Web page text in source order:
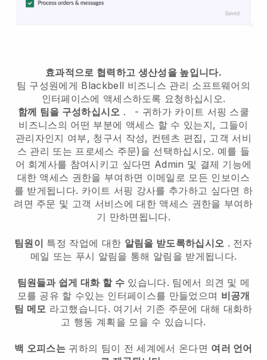
효과적으로 협력하고 생산성을 높입니다.
팀 구성원에게 Blackbell 비즈니스 관리 소프트웨어의
인터페이스에 액세스하도록 요청하십시오.
함께 팀을 구성하십시오 . - 귀하가 카이트 서핑 스쿨
비즈니스의 어떤 부분에 액세스 할 수 있는지, 그들이
관리자인지 여부, 청구서 작성, 컨텐츠 편집, 고객 서비
스 관리 또는 프로세스 주문)을 선택하십시오. 예를 들
어 회계사를 참여시키고 싶다면 Admin 및 결제 기능에
대한 액세스 권한을 부여하면 이메일로 모든 인보이스
를 받게됩니다. 카이트 서핑 강사를 추가하고 싶다면 하
려면 주문 및 고객 서비스에 대한 액세스 권한을 부여하
기 만하면됩니다.
팀원이 특정 작업에 대한 알림을 받도록하십시오 . 전자
메일 또는 푸시 알림을 통해 알림을 받게됩니다.
팀원들과 쉽게 대화 할 수 있습니다. 팀에서 의견 및 메
모를 공유 할 수있는 인터페이스를 만들었으며 비공개
팀 메모 라고했습니다. 여기서 기존 주문에 대해 대화하
고 행동 계획을 모을 수 있습니다.
백 오피스는 귀하의 팀이 전 세계에서 온다면 여러 언어